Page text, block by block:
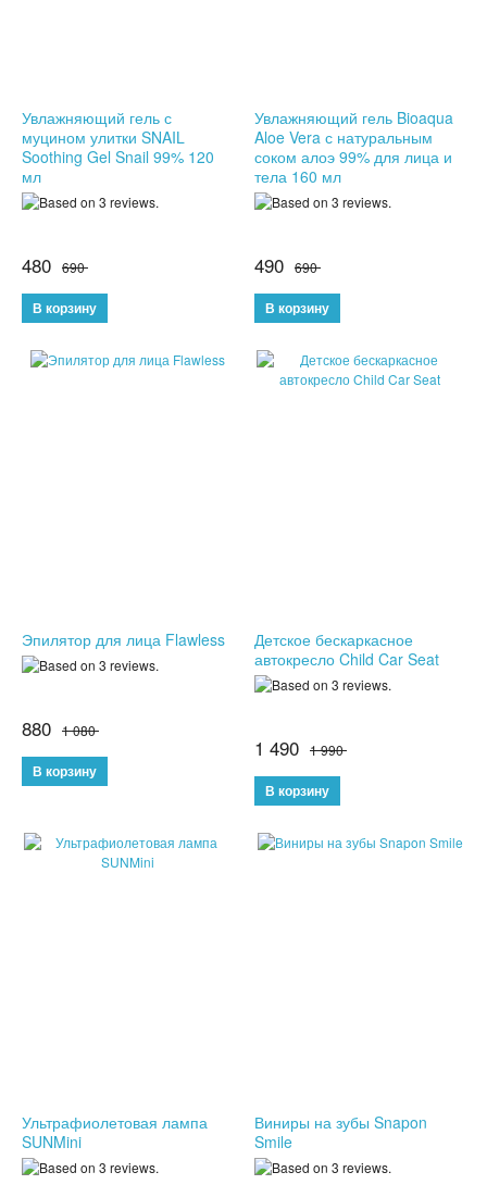
ДЛЯ ДЕВУШЕК
3D СВЕТИЛЬНИКИ
БРЕЛКИ
БИЖУТЕРИЯ
НАРУЧНЫЕ ЧАСЫ
МУЖСКИЕ ЧАСЫ
ТОВАРЫ ДЛЯ ОДНОСТРАНИЧНИКОВ
ТОВАРЫ ДЛЯ ЖИВОТНЫХ
Увлажняющий гель с
муцином улитки SNAIL
Soothing Gel Snail 99% 120
мл
480 690
Увлажняющий гель Bioaqua
Aloe Vera с натуральным
соком алоэ 99% для лица и
тела 160 мл
490 690
Эпилятор для лица Flawless
880 1 080
Детское бескаркасное
автокресло Child Car Seat
1 490 1 990
Ультрафиолетовая лампа
SUNMini
Виниры на зубы Snapon
Smile